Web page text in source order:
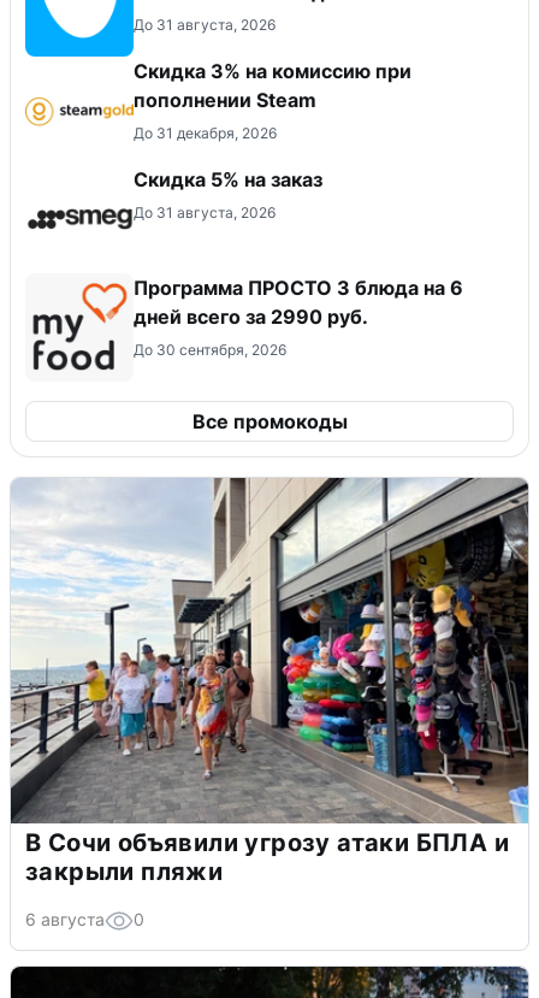
До 31 августа, 2026
Скидка 3% на комиссию при
пополнении Steam
До 31 декабря, 2026
Скидка 5% на заказ
До 31 августа, 2026
Программа ПРОСТО 3 блюда на 6
дней всего за 2990 руб.
До 30 сентября, 2026
Все промокоды
В Сочи объявили угрозу атаки БПЛА и
закрыли пляжи
6 августа 0